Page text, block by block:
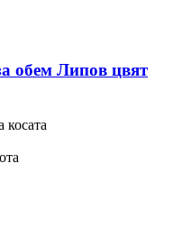
обем Липов цвят